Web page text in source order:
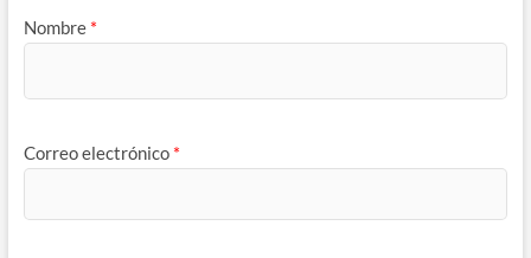
Nombre *
Correo electrónico *